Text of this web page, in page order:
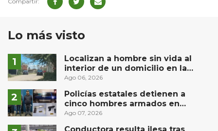
Lo más visto
Localizan a hombre sin vida al
interior de un domicilio en la
comunidad El Rodeo, San Juan del
Ago 06, 2026
Policías estatales detienen a
cinco hombres armados en
Puebla capital
Ago 07, 2026